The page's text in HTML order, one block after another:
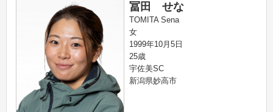
冨田 せな
TOMITA Sena
女
1999年10月5日
25歳
宇佐美SC
新潟県妙高市